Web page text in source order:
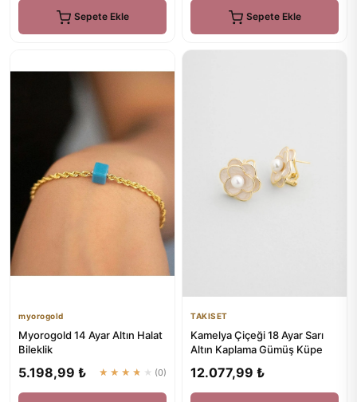
Sepete Ekle Sepete Ekle
myorogold
Myorogold 14 Ayar Altın Halat
Bileklik
5.198,99 ₺ ★★★★★ (0)
TAKISET
Kamelya Çiçeği 18 Ayar Sarı
Altın Kaplama Gümüş Küpe
12.077,99 ₺